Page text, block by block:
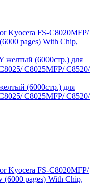
Kyocera FS-C8020MFP/
pages) With Chip,
(6000стр.) для
C8025MFP/ C8520/
Kyocera FS-C8020MFP/
pages) With Chip,